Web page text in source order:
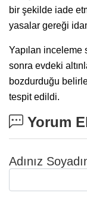
bir şekilde iade
yasalar gereği
Yapılan inceleme
sonra evdeki
bozdurduğu
tespit edildi.
Yorum
Adınız